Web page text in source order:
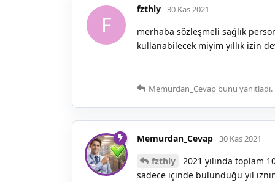
F
fzthly 30 Kas 2021
merhaba sözleşmeli sağlık
kullanabilecek miyim yıllık izin
Memurdan_Cevap bunu yanıtladı.
Memurdan_Cevap 30 Kas 2021
fzthly
2021 yılında toplam
sadece içinde bulunduğu yıl